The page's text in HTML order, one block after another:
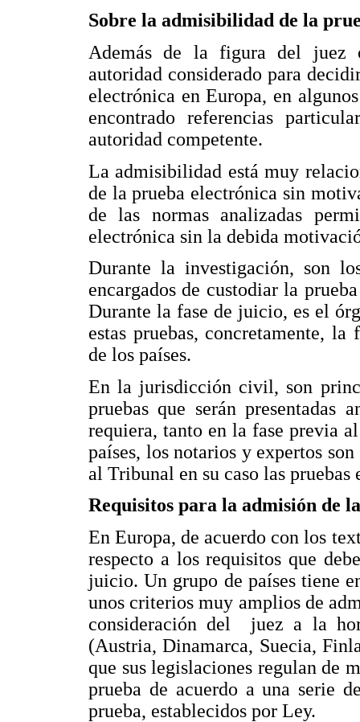
Sobre la admisibilidad de la
Además de la figura del juez
autoridad considerado para
electrónica en Europa, en
encontrado referencias
autoridad competente.
La admisibilidad está muy
de la prueba electrónica sin
de las normas analizadas
electrónica sin la debida
Durante la investigación, son
encargados de custodiar la
Durante la fase de juicio, es el
estas pruebas, concretamente,
de los países.
En la jurisdicción civil, son
pruebas que serán
requiera, tanto en la fase previa
países, los notarios y expertos
al Tribunal en su caso las pruebas
Requisitos para la admisión de
En Europa, de acuerdo con los
respecto a los requisitos que
juicio. Un grupo de países tiene
unos criterios muy amplios de
consideración del juez a la
(Austria, Dinamarca, Suecia,
que sus legislaciones regulan de
prueba de acuerdo a una serie
prueba, establecidos por Ley.